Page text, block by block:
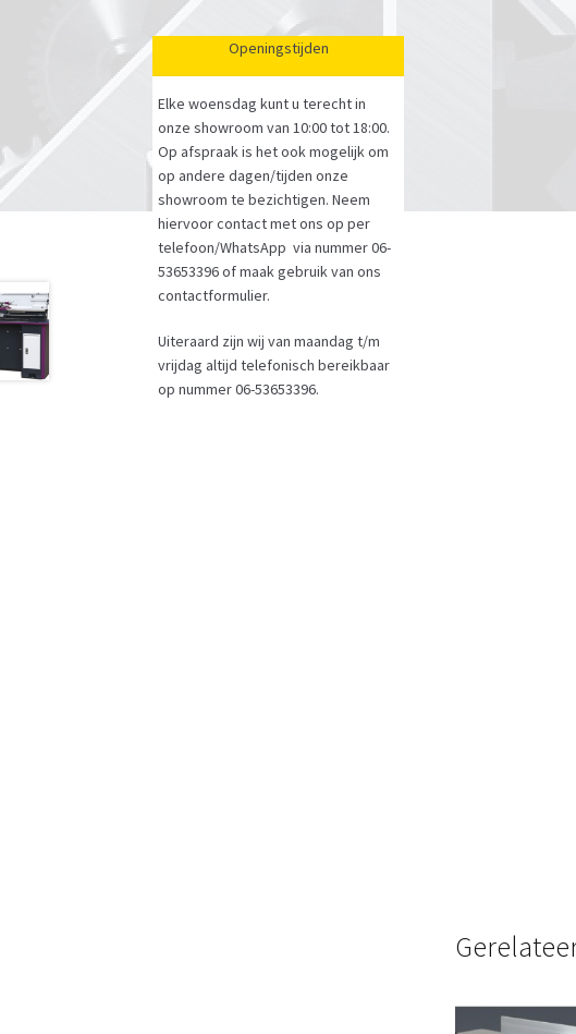
Openingstijden
Elke woensdag kunt u terecht in
onze showroom van 10:00 tot 18:00.
Op afspraak is het ook mogelijk om
op andere dagen/tijden onze
showroom te bezichtigen. Neem
hiervoor contact met ons op per
telefoon/WhatsApp via nummer 06-
53653396 of maak gebruik van ons
contactformulier.
Uiteraard zijn wij van maandag t/m
vrijdag altijd telefonisch bereikbaar
op nummer 06-53653396.